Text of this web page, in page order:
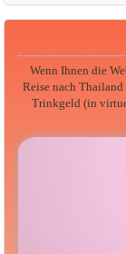
Wenn Ihnen die
Reise nach
Trinkgeld (in